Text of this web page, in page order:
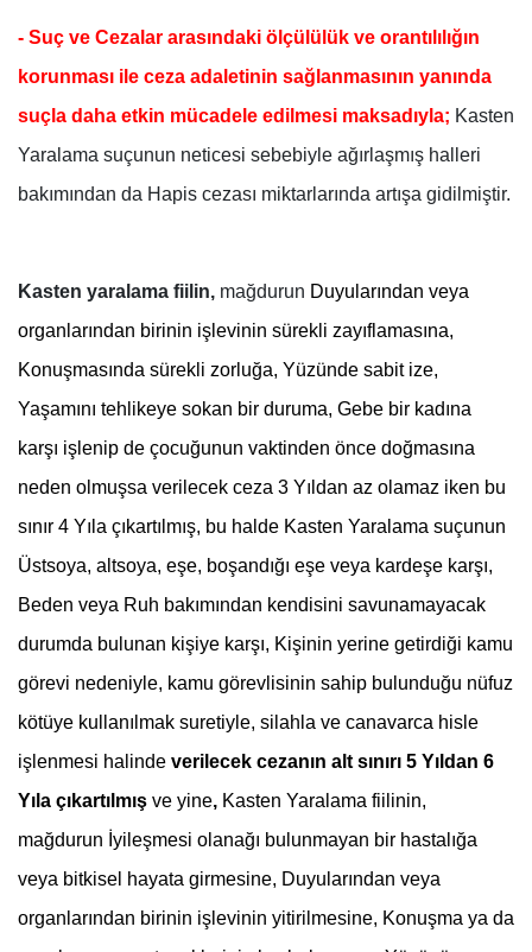
- Suç ve Cezalar arasındaki ölçülülük ve orantılılığın
korunması ile ceza adaletinin sağlanmasının yanında
suçla daha etkin mücadele edilmesi maksadıyla; Kasten
Yaralama suçunun neticesi sebebiyle ağırlaşmış halleri
bakımından da Hapis cezası miktarlarında artışa gidilmiştir.
Kasten yaralama fiilin, mağdurun Duyularından veya
organlarından birinin işlevinin sürekli zayıflamasına,
Konuşmasında sürekli zorluğa, Yüzünde sabit ize,
Yaşamını tehlikeye sokan bir duruma, Gebe bir kadına
karşı işlenip de çocuğunun vaktinden önce doğmasına
neden olmuşsa verilecek ceza 3 Yıldan az olamaz iken bu
sınır 4 Yıla çıkartılmış, bu halde Kasten Yaralama suçunun
Üstsoya, altsoya, eşe, boşandığı eşe veya kardeşe karşı,
Beden veya Ruh bakımından kendisini savunamayacak
durumda bulunan kişiye karşı, Kişinin yerine getirdiği kamu
görevi nedeniyle, kamu görevlisinin sahip bulunduğu nüfuz
kötüye kullanılmak suretiyle, silahla ve canavarca hisle
işlenmesi halinde verilecek cezanın alt sınırı 5 Yıldan 6
Yıla çıkartılmış ve yine, Kasten Yaralama fiilinin,
mağdurun İyileşmesi olanağı bulunmayan bir hastalığa
veya bitkisel hayata girmesine, Duyularından veya
organlarından birinin işlevinin yitirilmesine, Konuşma ya da